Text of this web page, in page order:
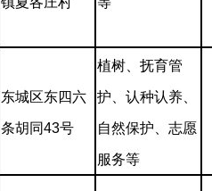
东城区东四六
条胡同43号
植树、抚育管
护、认种认养、
自然保护、志愿
服务等